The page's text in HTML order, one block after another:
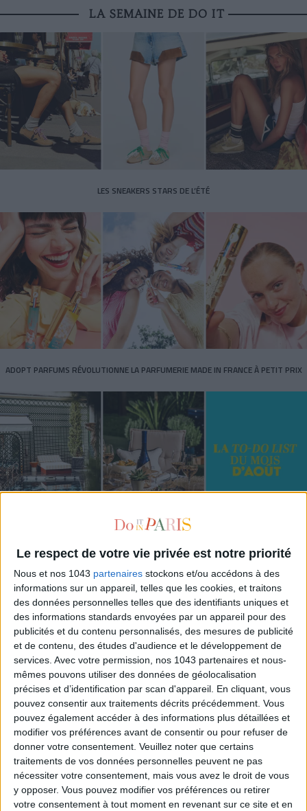
Le respect de votre vie privée est notre priorité
Nous et nos 1043 partenaires stockons et/ou accédons à des
informations sur un appareil, telles que les cookies, et traitons
des données personnelles telles que des identifiants uniques et
des informations standards envoyées par un appareil pour des
publicités et du contenu personnalisés, des mesures de publicité
et de contenu, des études d'audience et le développement de
services. Avec votre permission, nos 1043 partenaires et nous-
mêmes pouvons utiliser des données de géolocalisation
précises et d’identification par scan d'appareil. En cliquant, vous
pouvez consentir aux traitements décrits précédemment. Vous
pouvez également accéder à des informations plus détaillées et
modifier vos préférences avant de consentir ou pour refuser de
donner votre consentement. Veuillez noter que certains
traitements de vos données personnelles peuvent ne pas
nécessiter votre consentement, mais vous avez le droit de vous
y opposer. Vous pouvez modifier vos préférences ou retirer
votre consentement à tout moment en revenant sur ce site et en
LA SEMAINE DE DO IT
LES SNEAKERS STARS DE L’ÉTÉ
ADOPT PARFUMS RÉVOLUTIONNE LA PARFUMERIE MADE IN FRANCE À PETIT PRIX
TOUT CE QUE VOUS DEVEZ FAIRE À PARIS EN AOÛT
LES SPF 50 QUI DONNENT ENVIE DE SE TARTINER